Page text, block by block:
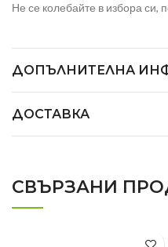
Не се колебайте в избора си,
ДОПЪЛНИТЕЛНА
ДОСТАВКА
СВЪРЗАНИ